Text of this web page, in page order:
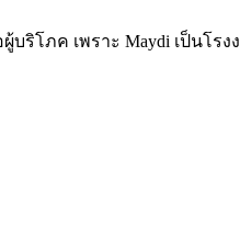
โภค เพราะ Maydi เป็นโร